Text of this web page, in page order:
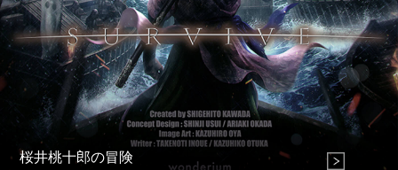
桜井桃十郎の冒険